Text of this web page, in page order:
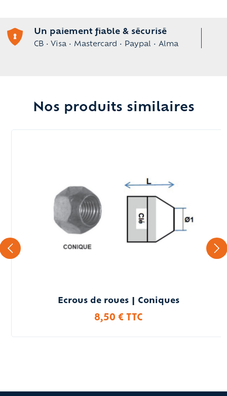
Un paiement fiable & sécurisé
CB • Visa • Mastercard • Paypal • Alma
Nos produits similaires
Ecrous de roues | Coniques
8,50 € TTC